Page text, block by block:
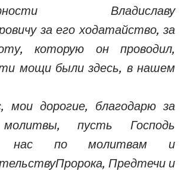
Владиславу
за его ходатайство, за
которую он проводил,
мощи были здесь, в нашем
мои дорогие, благодарю за
пусть Господь
нас по молитвам и
Предтечи и